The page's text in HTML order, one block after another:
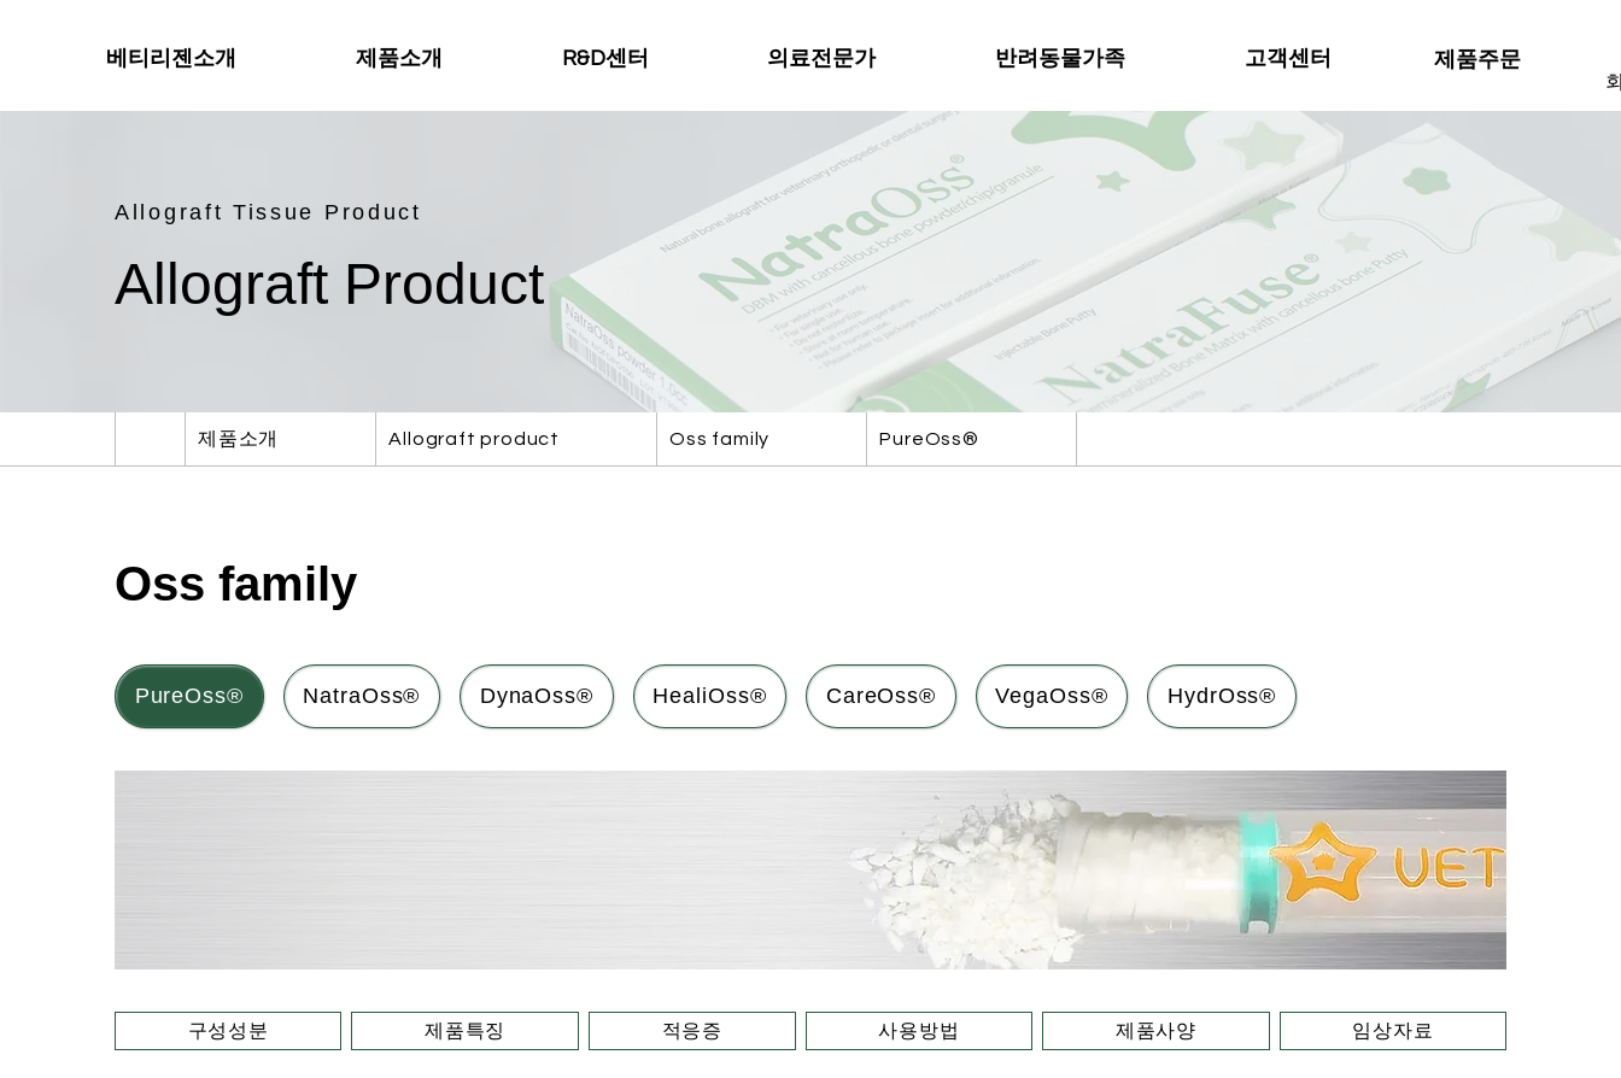
베티리젠소개 제품소개 R&D센터 의료전문가 반려동물가족 고객센터 제품주문
Allograft Tissue Product
Allograft Product
제품소개 Allograft product Oss family PureOss®
Oss family
PureOss® NatraOss® DynaOss® HealiOss® CareOss® VegaOss® HydrOss®
구성성분 제품특징 적응증 사용방법 제품사양 임상자료